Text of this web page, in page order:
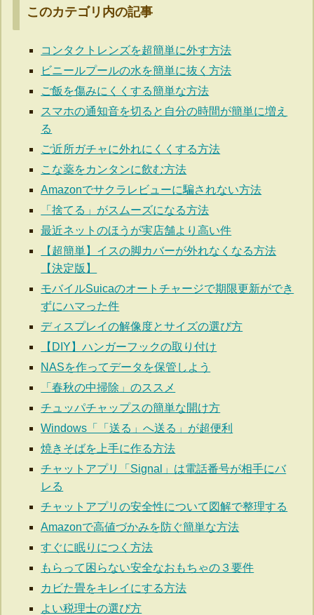
このカテゴリ内の記事
コンタクトレンズを超簡単に外す方法
ビニールプールの水を簡単に抜く方法
ご飯を傷みにくくする簡単な方法
スマホの通知音を切ると自分の時間が簡単に増え
る
ご近所ガチャに外れにくくする方法
こな薬をカンタンに飲む方法
Amazonでサクラレビューに騙されない方法
「捨てる」がスムーズになる方法
最近ネットのほうが実店舗より高い件
【超簡単】イスの脚カバーが外れなくなる方法
【決定版】
モバイルSuicaのオートチャージで期限更新ができ
ずにハマった件
ディスプレイの解像度とサイズの選び方
【DIY】ハンガーフックの取り付け
NASを作ってデータを保管しよう
「春秋の中掃除」のススメ
チュッパチャップスの簡単な開け方
Windows「「送る」へ送る」が超便利
焼きそばを上手に作る方法
チャットアプリ「Signal」は電話番号が相手にバ
レる
チャットアプリの安全性について図解で整理する
Amazonで高値づかみを防ぐ簡単な方法
すぐに眠りにつく方法
もらって困らない安全なおもちゃの３要件
カビた畳をキレイにする方法
よい税理士の選び方